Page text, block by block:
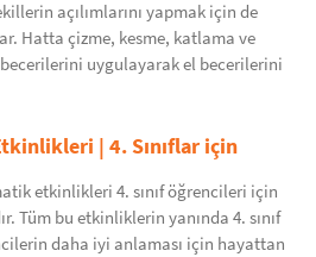
açılımlarını yapmak için de
Hatta çizme, kesme, katlama ve
uygulayarak el becerilerini
| 4. Sınıflar için
etkinlikleri 4. sınıf öğrencileri için
Tüm bu etkinliklerin yanında 4. sınıf
daha iyi anlaması için hayattan